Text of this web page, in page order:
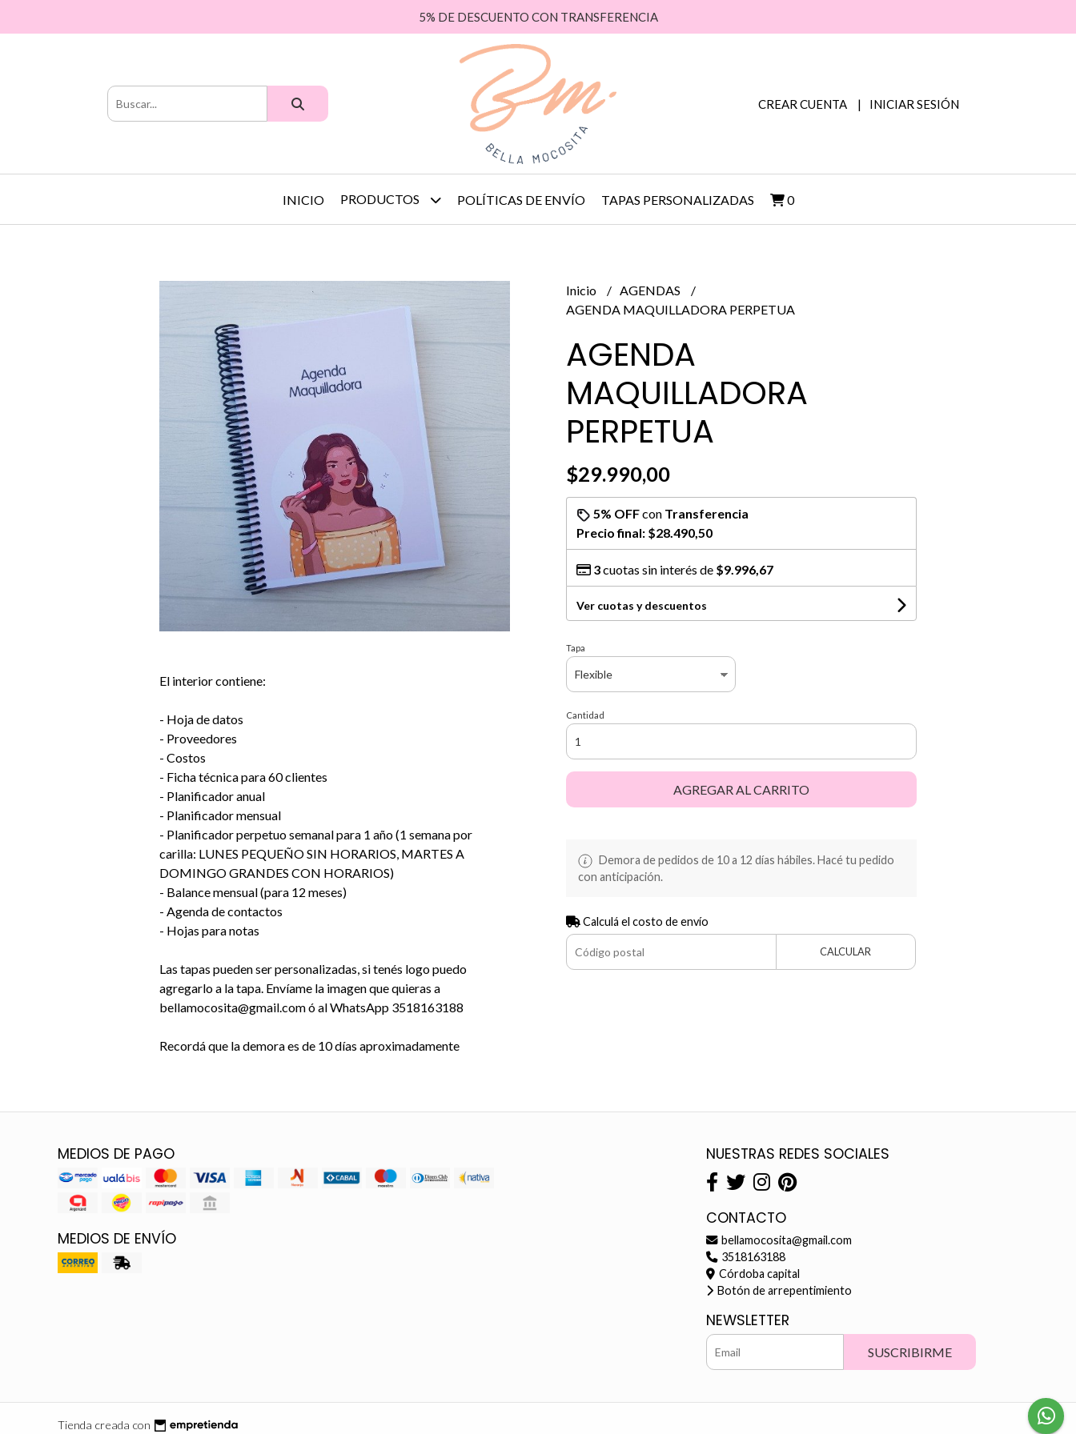
5% DE DESCUENTO CON TRANSFERENCIA
CREAR CUENTA INICIAR SESIÓN
INICIO PRODUCTOS POLÍTICAS DE ENVÍO TAPAS PERSONALIZADAS 0
El interior contiene:
- Hoja de datos
- Proveedores
- Costos
- Ficha técnica para 60 clientes
- Planificador anual
- Planificador mensual
- Planificador perpetuo semanal para 1 año (1 semana por
carilla: LUNES PEQUEÑO SIN HORARIOS, MARTES A
DOMINGO GRANDES CON HORARIOS)
- Balance mensual (para 12 meses)
- Agenda de contactos
- Hojas para notas
Las tapas pueden ser personalizadas, si tenés logo puedo
agregarlo a la tapa. Envíame la imagen que quieras a
bellamocosita@gmail.com ó al WhatsApp 3518163188
Recordá que la demora es de 10 días aproximadamente
Inicio
AGENDAS
AGENDA MAQUILLADORA PERPETUA
AGENDA
MAQUILLADORA
PERPETUA
$29.990,00
5% OFFcon Transferencia
Precio final: $28.490,50
3cuotas sin interés de $9.996,67
Ver cuotas y descuentos
Tapa
Cantidad
AGREGAR AL CARRITO
Demora de pedidos de 10 a 12 días hábiles. Hacé tu pedido
con anticipación.
Calculá el costo de envío
CALCULAR
MEDIOS DE PAGO
MEDIOS DE ENVÍO
NUESTRAS REDES SOCIALES
CONTACTO
bellamocosita@gmail.com
3518163188
Córdoba capital
Botón de arrepentimiento
NEWSLETTER
SUSCRIBIRME
Tienda creada con